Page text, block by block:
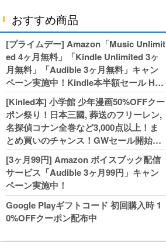
おすすめ商品
[プライムデー] Amazon「Music Unlimit
ed 4ヶ月無料」「Kindle Unlimited 3ヶ
月無料」「Audible 3ヶ月無料」キャン
ペーン実施中！Kindle本半額セール HU
NTER×HUNTERなど集英社、無職転生,
幼女戦記などKADOKAWA、キャプテン
翼100円セールも！
[Kinled本] 小学館 少年漫画50%OFFクー
ポン祭り！日本三國, 葬送のフリーレン,
名探偵コナン全巻など3,000点以上！ま
とめ買いのチャンス！GWセール開始！
人気コミック多数 カドカワ祭やIT関連本
がセールに！
[3ヶ月99円] Amazon ボイスブック配信
サービス「Audible 3ヶ月99円」キャン
ペーン実施中！
Google Playギフトコード 初回購入時 1
0%OFFクーポン配布中